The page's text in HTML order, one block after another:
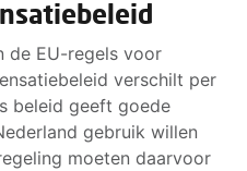
de EU-regels voor
verschilt per
beleid geeft goede
gebruik willen
moeten daarvoor